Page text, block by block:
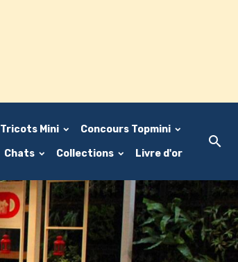
Tricots Mini Concours Topmini
Chats Collections Livre d'or